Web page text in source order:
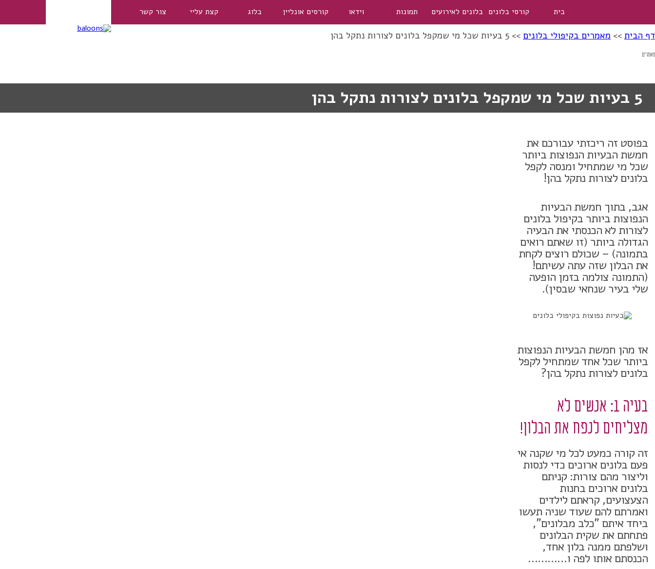
בית קורסי בלונים בלונים לאירועים תמונות וידאו קורסים אונליין בלוג קצת עליי צור קשר
דף הבית>> מאמרים בקיפולי בלונים >> 5 בעיות שכל מי שמקפל בלונים לצורות נתקל בהן
מאמרים
5 בעיות שכל מי שמקפל בלונים לצורות נתקל בהן
בפוסט זה ריכזתי עבורכם את
חמשת הבעיות הנפוצות ביותר
שכל מי שמתחיל ומנסה לקפל
בלונים לצורות נתקל בהן!
אגב, בתוך חמשת הבעיות
הנפוצות ביותר בקיפול בלונים
לצורות לא הכנסתי את הבעיה
הגדולה ביותר (זו שאתם רואים
בתמונה) – שכולם רוצים לקחת
את הבלון שזה עתה עשיתם!
(התמונה צולמה בזמן הופעה
שלי בעיר שנחאי שבסין).
אז מהן חמשת הבעיות הנפוצות
ביותר שכל אחד שמתחיל לקפל
בלונים לצורות נתקל בהן?
בעיה 1: אנשים לא
מצליחים לנפח את הבלון!
זה קורה כמעט לכל מי שקנה אי
פעם בלונים ארוכים כדי לנסות
וליצור מהם צורות: קניתם
בלונים ארוכים בחנות
הצעצועים, קראתם לילדים
ואמרתם להם שעוד שניה תעשו
ביחד איתם "כלב מבלונים",
פתחתם את שקית הבלונים
ושלפתם ממנה בלון אחד,
הכנסתם אותו לפה ו…………